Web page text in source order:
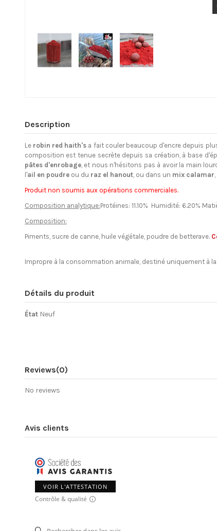
Description
Lerobin red haith's a fait couler beaucoup d'encre depuis
composition est tenue secrète depuis sa création, à base
pâtes d'enrobage, et nous n'hésitons pas à avoir la main
l'ail en poudreou du raz el hanout, ou dans un mix calamar
Produit non soumis aux opérations commerciales.
Composition analytique:Protéines: 11.10% Humidité: 6.20%
Composition:
Piments, sucre de canne, huile végétale, poudre de betterave.
Impropre à la consommation animale, destiné uniquement à
Détails du produit
État Neuf
Reviews(0)
No reviews
Avis clients
VOIR L'ATTESTATION
Contrôle & qualité